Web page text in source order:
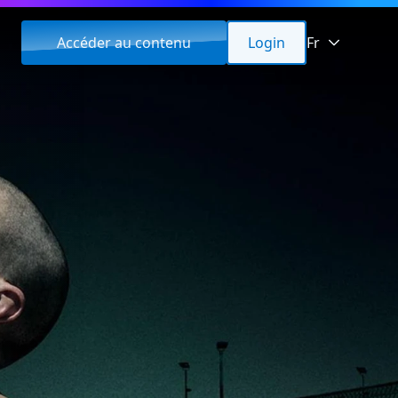
Accéder au contenu Login Fr